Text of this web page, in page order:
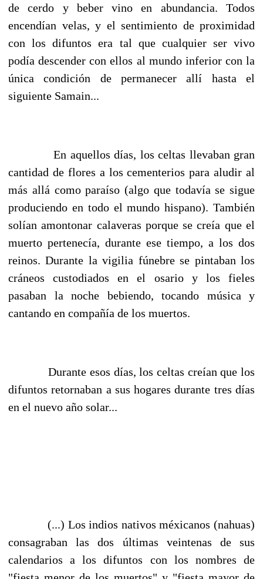
de cerdo y beber vino en abundancia. Todos
encendían velas, y el sentimiento de proximidad
con los difuntos era tal que cualquier ser vivo
podía descender con ellos al mundo inferior con la
única condición de permanecer allí hasta el
siguiente Samain...
En aquellos días, los celtas llevaban gran
cantidad de flores a los cementerios para aludir al
más allá como paraíso (algo que todavía se sigue
produciendo en todo el mundo hispano). También
solían amontonar calaveras porque se creía que el
muerto pertenecía, durante ese tiempo, a los dos
reinos. Durante la vigilia fúnebre se pintaban los
cráneos custodiados en el osario y los fieles
pasaban la noche bebiendo, tocando música y
cantando en compañía de los muertos.
Durante esos días, los celtas creían que los
difuntos retornaban a sus hogares durante tres días
en el nuevo año solar...
(...) Los indios nativos méxicanos (nahuas)
consagraban las dos últimas veintenas de sus
calendarios a los difuntos con los nombres de